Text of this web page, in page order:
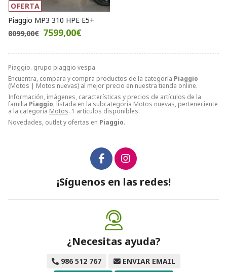
Piaggio. grupo piaggio vespa.
Encuentra, compara y compra productos de la categoría Piaggio
(Motos | Motos nuevas) al mejor precio en nuestra tienda online.
Información, imágenes, características y precios de artículos de la
familia Piaggio, listada en la subcategoría Motos nuevas, perteneciente
a la categoría Motos. 1 artículos disponibles.
Novedades, outlet y ofertas en Piaggio.
OFERTA
Piaggio MP3 310 HPE E5+
8099,00€ 7599,00€
¡Síguenos en las redes!
¿Necesitas ayuda?
986 512 767
ENVIAR EMAIL